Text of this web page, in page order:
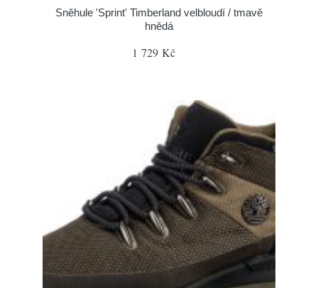
Sněhule 'Sprint' Timberland velbloudí / tmavě
hnědá
1 729 Kč